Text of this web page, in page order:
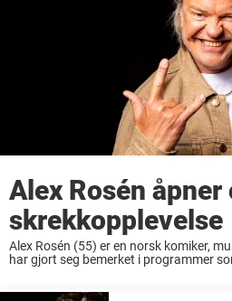
Alex Rosén åpner
skrekkopplevelse
Alex Rosén (55) er en norsk komiker,
har gjort seg bemerket i programmer